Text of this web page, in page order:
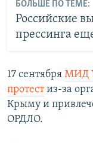
БОЛЬШЕ ПО ТЕМЕ:
Российские
прессинга
17 сентября МИД
протестиз-за
Крыму и
ОРДЛО.